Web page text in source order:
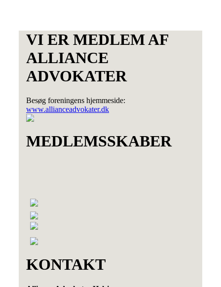
VI ER MEDLEM AF
ALLIANCE
ADVOKATER
Besøg foreningens hjemmeside:
www.allianceadvokater.dk
MEDLEMSSKABER
KONTAKT